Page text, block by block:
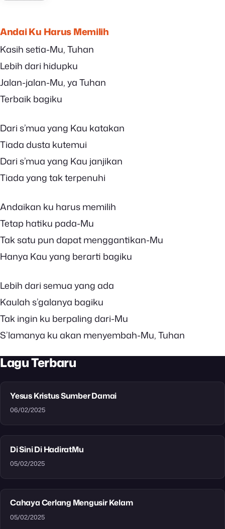
Andai Ku Harus Memilih
Kasih setia-Mu, Tuhan
Lebih dari hidupku
Jalan-jalan-Mu, ya Tuhan
Terbaik bagiku
Dari s’mua yang Kau katakan
Tiada dusta kutemui
Dari s’mua yang Kau janjikan
Tiada yang tak terpenuhi
Andaikan ku harus memilih
Tetap hatiku pada-Mu
Tak satu pun dapat menggantikan-Mu
Hanya Kau yang berarti bagiku
Lebih dari semua yang ada
Kaulah s’galanya bagiku
Tak ingin ku berpaling dari-Mu
S’lamanya ku akan menyembah-Mu, Tuhan
Lagu Terbaru
Yesus Kristus Sumber Damai
06/02/2025
Di Sini Di HadiratMu
05/02/2025
Cahaya Cerlang Mengusir Kelam
05/02/2025